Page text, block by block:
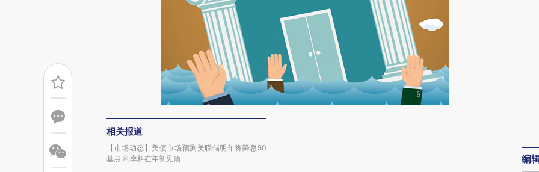
相关报道
【市场动态】美债市场预测美联储明年将降息50
基点 利率料在年初见顶
编